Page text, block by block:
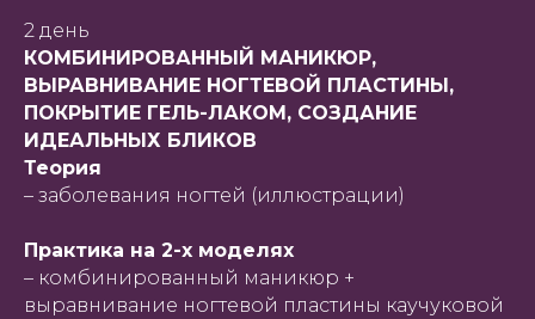
2 день
КОМБИНИРОВАННЫЙ МАНИКЮР,
ВЫРАВНИВАНИЕ НОГТЕВОЙ ПЛАСТИНЫ,
ПОКРЫТИЕ ГЕЛЬ-ЛАКОМ, СОЗДАНИЕ
ИДЕАЛЬНЫХ БЛИКОВ
Теория
– заболевания ногтей (иллюстрации)
Практика на 2-х моделях
– комбинированный маникюр +
выравнивание ногтевой пластины каучуковой